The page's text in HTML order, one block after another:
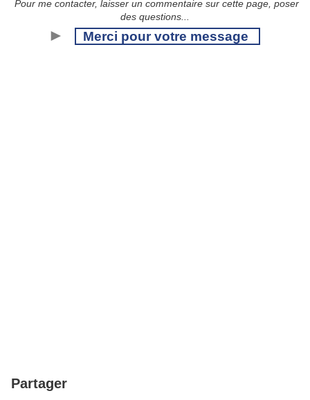
Pour me contacter, laisser un commentaire sur cette page, poser
des questions...
► Merci pour votre message
Partager